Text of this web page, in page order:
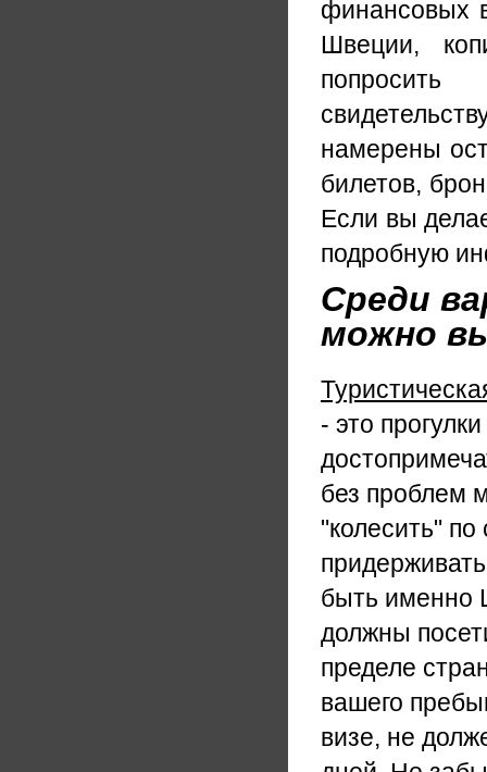
финансовых
Швеции,
попросить
намерены
билетов,
Если вы
подробную
Среди
можно
- это
без проблем
"колесить"
быть именно
должны
пределе
вашего
визе, не